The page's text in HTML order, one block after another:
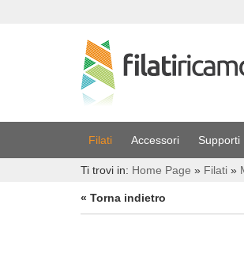
Filati Accessori Supporti
Ti trovi in: Home Page » Filati »
« Torna indietro